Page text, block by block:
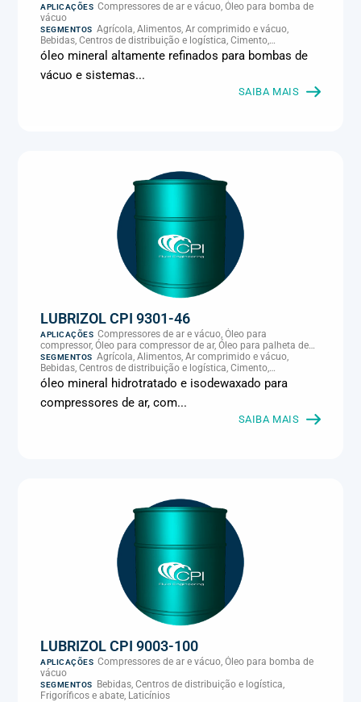
APLICAÇÕES Compressores de ar e vácuo, Óleo para bomba de
vácuo
SEGMENTOS Agrícola, Alimentos, Ar comprimido e vácuo,
Bebidas, Centros de distribuição e logística, Cimento,
Climatização e HVAC, Data center, Eletroeletrônica, Embalagens
e latas, Energia (geração), Eólico, Farmacêutica e cosmética,
Frigoríficos e abate, Laticínios, Madeira e móveis,
Metalmecânica, Metalurgia e fundição, Mineração, MRO e
manutenção industrial, Naval e portuário, Panificação, Papel e
óleo mineral altamente refinados para bombas de
vácuo e sistemas...
SAIBA MAIS
LUBRIZOL CPI 9301-46
APLICAÇÕES Compressores de ar e vácuo, Óleo para
compressor, Óleo para compressor de ar, Óleo para palheta de
compressor, Refrigeração, climatização e compressores
SEGMENTOS Agrícola, Alimentos, Ar comprimido e vácuo,
Bebidas, Centros de distribuição e logística, Cimento,
Climatização e HVAC, Data center, Eletroeletrônica, Embalagens
e latas, Energia (geração), Eólico, Farmacêutica e cosmética,
Frigoríficos e abate, Laticínios, Madeira e móveis,
Metalmecânica, Metalurgia e fundição, Mineração, MRO e
manutenção industrial, Naval e portuário, Panificação, Papel e
óleo mineral hidrotratado e isodewaxado para
compressores de ar, com...
SAIBA MAIS
LUBRIZOL CPI 9003-100
APLICAÇÕES Compressores de ar e vácuo, Óleo para bomba de
vácuo
SEGMENTOS
Bebidas, Centros de distribuição e logística,
Frigoríficos e abate, Laticínios